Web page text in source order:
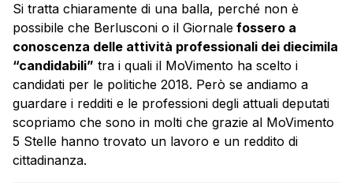
Si tratta chiaramente di una balla, perché non è
possibile che Berlusconi o il Giornale fossero a
conoscenza delle attività professionali dei diecimila
“candidabili” tra i quali il MoVimento ha scelto i
candidati per le politiche 2018. Però se andiamo a
guardare i redditi e le professioni degli attuali deputati
scopriamo che sono in molti che grazie al MoVimento
5 Stelle hanno trovato un lavoro e un reddito di
cittadinanza.